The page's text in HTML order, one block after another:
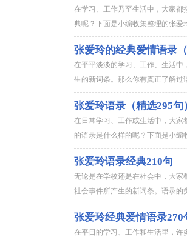
在学习、工作乃至生活中，大家
典呢？下面是小编收集整理的张爱
张爱玲的经典爱情语录（
在平平淡淡的学习、工作、生活
生的新词条。那么你有真正了解过
张爱玲语录（精选295句
在日常学习、工作或生活中，大
的语录是什么样的呢？下面是小
张爱玲语录经典210句
无论是在学校还是在社会中，大家
社会事件所产生的新词条。语录的
张爱玲经典爱情语录270
在平日的学习、工作和生活里，